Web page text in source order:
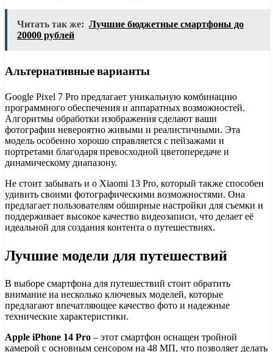
Читать так же: Лучшие бюджетные смартфоны до
20000 рублей
Альтернативные варианты
Google Pixel 7 Pro предлагает уникальную комбинацию
программного обеспечения и аппаратных возможностей.
Алгоритмы обработки изображения сделают ваши
фотографии невероятно живыми и реалистичными. Эта
модель особенно хорошо справляется с пейзажами и
портретами благодаря превосходной цветопередаче и
динамическому диапазону.
Не стоит забывать и о Xiaomi 13 Pro, который также способен
удивить своими фотографическими возможностями. Она
предлагает пользователям обширные настройки для съемки и
поддерживает высокое качество видеозаписи, что делает её
идеальной для создания контента о путешествиях.
Лучшие модели для путешествий
В выборе смартфона для путешествий стоит обратить
внимание на несколько ключевых моделей, которые
предлагают впечатляющее качество фото и надежные
технические характеристики.
Apple iPhone 14 Pro – этот смартфон оснащен тройной
камерой с основным сенсором на 48 МП, что позволяет делать